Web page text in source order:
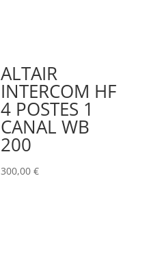
ALTAIR
INTERCOM HF
4 POSTES 1
CANAL WB
200
300,00€